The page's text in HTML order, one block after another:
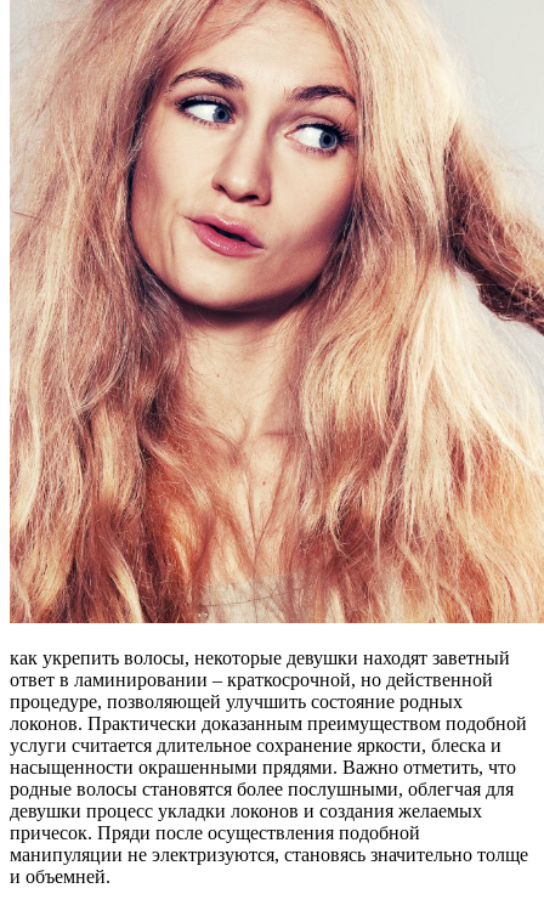
как укрепить волосы, некоторые девушки находят заветный
ответ в ламинировании – краткосрочной, но действенной
процедуре, позволяющей улучшить состояние родных
локонов. Практически доказанным преимуществом подобной
услуги считается длительное сохранение яркости, блеска и
насыщенности окрашенными прядями. Важно отметить, что
родные волосы становятся более послушными, облегчая для
девушки процесс укладки локонов и создания желаемых
причесок. Пряди после осуществления подобной
манипуляции не электризуются, становясь значительно толще
и объемней.